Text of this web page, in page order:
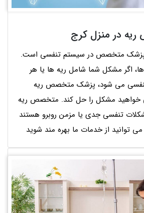
در منزل کرج
متخصص در سیستم تنفسی است.
ها، اگر مشکل شما شامل ریه ها یا هر
می شود، پزشک متخصص ریه
مشکل را حل کند. متخصص ریه
تنفسی جدی یا مزمن روبرو هستند
توانید از خدمات ما بهره مند شوید